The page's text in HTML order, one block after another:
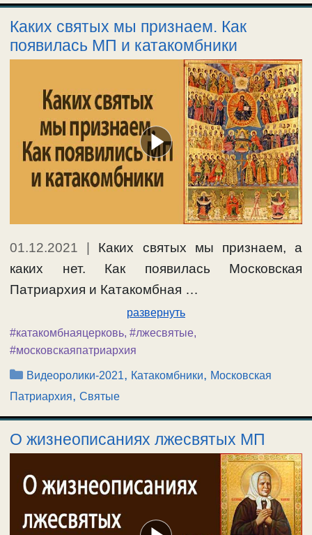
Каких святых мы признаем. Как
появилась МП и катакомбники
01.12.2021
Каких святых мы признаем, а
каких нет. Как появилась Московская
Патриархия и Катакомбная …
развернуть
#катакомбнаяцерковь, #лжесвятые,
#московскаяпатриархия
Рубрики
Видеоролики-2021, Катакомбники, Московская
Патриархия, Святые
О жизнеописаниях лжесвятых МП